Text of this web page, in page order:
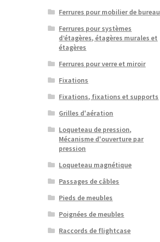
Ferrures pour mobilier de bureau
Ferrures pour systèmes
d’étagères, étagères murales et
étagères
Ferrures pour verre et miroir
Fixations
Fixations, fixations et supports
Grilles d'aération
Loqueteau de pression,
Mécanisme d'ouverture par
pression
Loqueteau magnétique
Passages de câbles
Pieds de meubles
Poignées de meubles
Raccords de flightcase